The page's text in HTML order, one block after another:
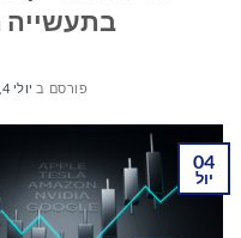
בתעשייה
פורסם ב יולי 4, 2026
04
יול